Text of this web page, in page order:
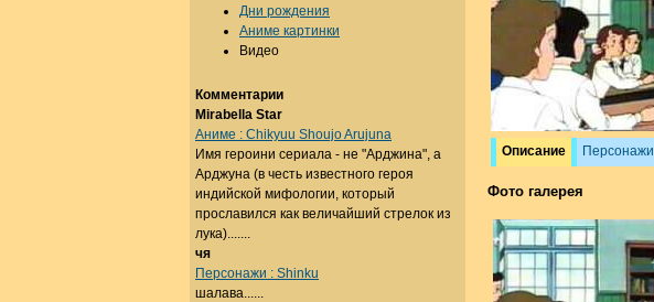
Описание Персонажи
Фото галерея
Дни рождения
Аниме картинки
Видео
Комментарии
Mirabella Star
Аниме : Chikyuu Shoujo Arujuna
Имя героини сериала - не "Арджина", а
Арджуна (в честь известного героя
индийской мифологии, который
прославился как величайший стрелок из
лука).......
чя
Персонажи : Shinku
шалава......